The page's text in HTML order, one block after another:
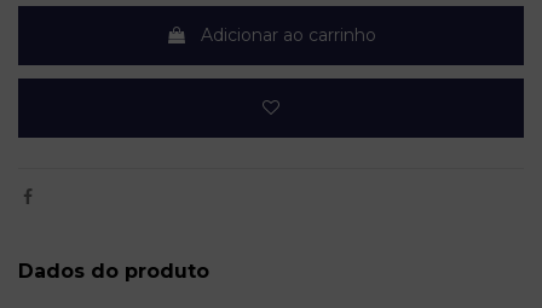
Adicionar ao carrinho
Dados do produto